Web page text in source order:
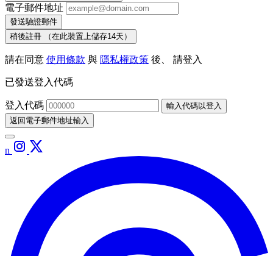
電子郵件地址
發送驗證郵件
稍後註冊
（在此裝置上儲存14天）
請在同意 使用條款 與 隱私權政策 後、 請登入
已發送登入代碼
登入代碼
輸入代碼以登入
返回電子郵件地址輸入
n